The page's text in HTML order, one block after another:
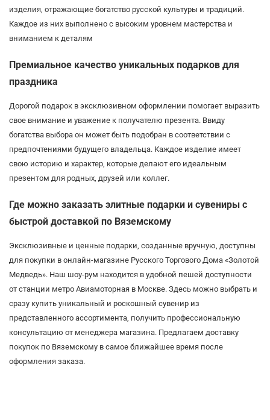
изделия, отражающие богатство русской культуры и традиций.
Каждое из них выполнено с высоким уровнем мастерства и
вниманием к деталям
Премиальное качество уникальных подарков для
праздника
Дорогой подарок в эксклюзивном оформлении помогает выразить
свое внимание и уважение к получателю презента. Ввиду
богатства выбора он может быть подобран в соответствии с
предпочтениями будущего владельца. Каждое изделие имеет
свою историю и характер, которые делают его идеальным
презентом для родных, друзей или коллег.
Где можно заказать элитные подарки и сувениры с
быстрой доставкой по Вяземскому
Эксклюзивные и ценные подарки, созданные вручную, доступны
для покупки в онлайн-магазине Русского Торгового Дома «Золотой
Медведь». Наш шоу-рум находится в удобной пешей доступности
от станции метро Авиамоторная в Москве. Здесь можно выбрать и
сразу купить уникальный и роскошный сувенир из
представленного ассортимента, получить профессиональную
консультацию от менеджера магазина. Предлагаем доставку
покупок по Вяземскому в самое ближайшее время после
оформления заказа.